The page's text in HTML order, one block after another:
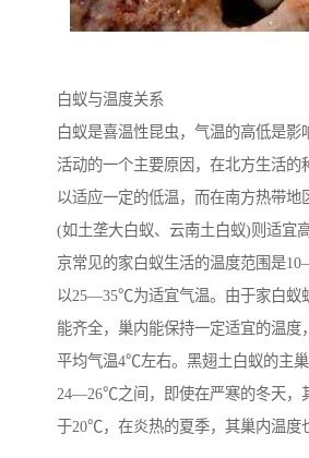
白蚁与温度关系
白蚁是喜温性昆虫，气温的高低是影
活动的一个主要原因，在北方生活的
以适应一定的低温，而在南方热带地
(如土垄大白蚁、云南土白蚁)则适宜
京常见的家白蚁生活的温度范围是
以25—35℃为适宜气温。由于家白蚁
能齐全，巢内能保持一定适宜的温度
平均气温4℃左右。黑翅土白蚁的主
24—26℃之间，即使在严寒的冬天，
于20℃，在炎热的夏季，其巢内温度